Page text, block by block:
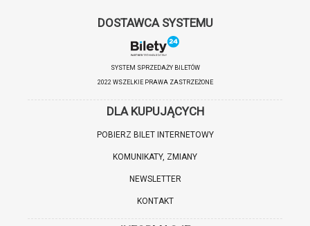
DOSTAWCA SYSTEMU
SYSTEM SPRZEDAŻY BILETÓW
2022 WSZELKIE PRAWA ZASTRZEŻONE
DLA KUPUJĄCYCH
POBIERZ BILET INTERNETOWY
KOMUNIKATY, ZMIANY
NEWSLETTER
KONTAKT